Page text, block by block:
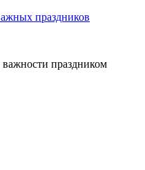
праздников
важности праздником